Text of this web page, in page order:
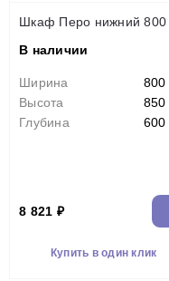
Шкаф Перо нижний 800
В наличии
Ширина
Высота
Глубина
8 821 ₽
Купить в один клик